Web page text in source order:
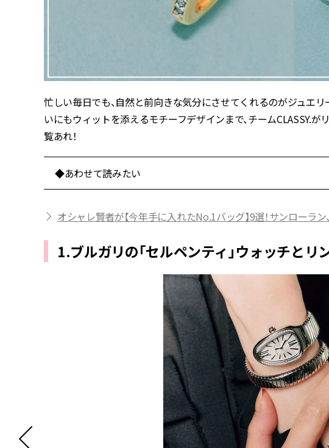
忙しい毎日でも、自然と前向きな気分にさせてくれるのがジュエ
いにもウィットを添えるモチーフデザインまで、チームCLASSY.が
覧あれ！
◆あわせて読みたい
オシャレ賢者が【今年手に入れたNo.1バッグ】9選！サンローラン
1.ブルガリの「セルペンティ」ウォッチとリ